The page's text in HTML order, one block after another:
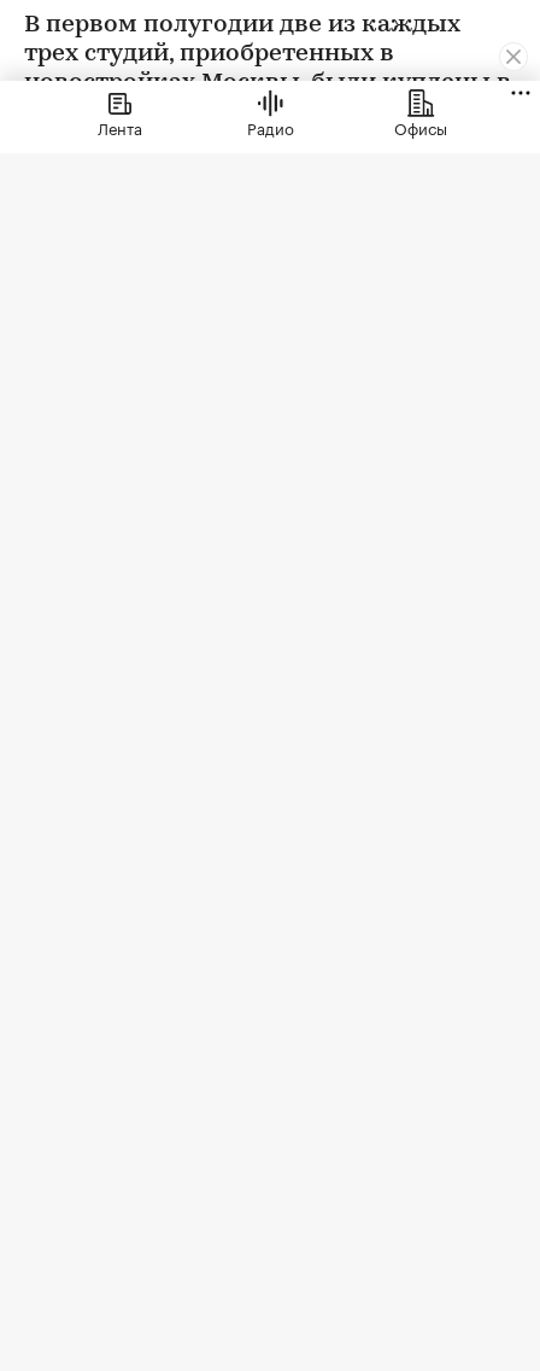
В первом полугодии две из каждых
трех студий, приобретенных в
новостройках Москвы, были куплены в
ипотеку. В сегменте трешек ипотечных
сделок менее половины, а среди
Лента Радио Офисы